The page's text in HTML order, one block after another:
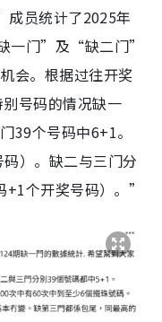
员统计了2025年
一门”及“缺二门”
会。根据过往开奖
号码的情况缺一
39个号码中6+1。
）。缺二与三门分
个开奖号码）。”